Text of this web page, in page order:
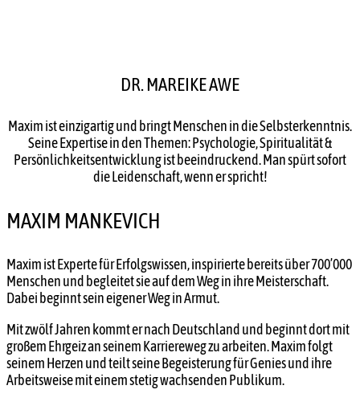
DR. MAREIKE AWE
Maxim ist einzigartig und bringt Menschen in die Selbsterkenntnis.
Seine Expertise in den Themen: Psychologie, Spiritualität &
Persönlichkeitsentwicklung ist beeindruckend. Man spürt sofort
die Leidenschaft, wenn er spricht!
MAXIM MANKEVICH
Maxim ist Experte für Erfolgswissen, inspirierte bereits über 700’000
Menschen und begleitet sie auf dem Weg in ihre Meisterschaft.
Dabei beginnt sein eigener Weg in Armut.
Mit zwölf Jahren kommt er nach Deutschland und beginnt dort mit
großem Ehrgeiz an seinem Karriereweg zu arbeiten. Maxim folgt
seinem Herzen und teilt seine Begeisterung für Genies und ihre
Arbeitsweise mit einem stetig wachsenden Publikum.